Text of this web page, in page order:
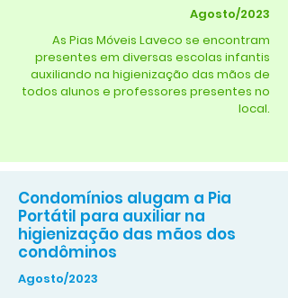
Agosto/2023
As Pias Móveis Laveco se encontram
presentes em diversas escolas infantis
auxiliando na higienização das mãos de
todos alunos e professores presentes no
local.
Condomínios alugam a Pia
Portátil para auxiliar na
higienização das mãos dos
condôminos
Agosto/2023